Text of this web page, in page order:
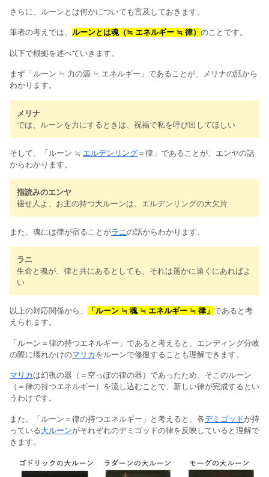
さらに、ルーンとは何かについても言及しておきます。
筆者の考えでは、 ルーンとは魂（≒ エネルギー ≒ 律） のことです。
以下で根拠を述べていきます。
まず「ルーン ≒ 力の源 ≒ エネルギー」であることが、メリナの話から
わかります。
メリナ
では、ルーンを力にするときは、祝福で私を呼び出してほしい
そして、「ルーン ≒ エルデンリング ＝律」であることが、エンヤの話
からわかります。
指読みのエンヤ
褪せ人よ、お主の持つ大ルーンは、エルデンリングの大欠片
また、魂には律が宿ることがラニ の話からわかります。
ラニ
生命と魂が、律と共にあるとしても、それは遥かに遠くにあればよ
い
以上の対応関係から、 「ルーン ≒ 魂 ≒ エネルギー ≒ 律 」 であると考
えられます。
「ルーン＝律の持つエネルギー」であると考えると、エンディング分岐
の際に壊れかけのマリカ をルーンで修復することも理解できます。
マリカ は幻視の器（＝空っぽの律の器）であったため、そこのルーン
（＝律の持つエネルギー）を流し込むことで、新しい律が完成するとい
うわけです。
また、「ルーン＝律の持つエネルギー」と考えると、各デミゴッドが持
っている大ルーンがそれぞれのデミゴッドの律を反映していると理解で
きます。